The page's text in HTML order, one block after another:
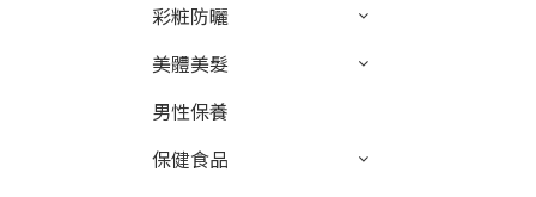
彩粧防曬
美體美髮
男性保養
保健食品